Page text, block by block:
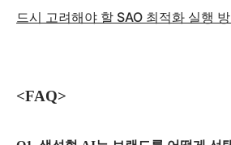
드시 고려해야 할 SAO 최적화 실행
<FAQ>